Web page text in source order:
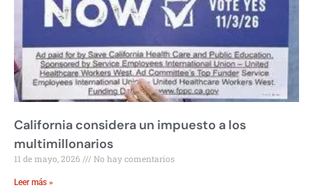
California considera un impuesto a los
multimillonarios
11 de mayo, 2026 No hay comentarios
Leer más »